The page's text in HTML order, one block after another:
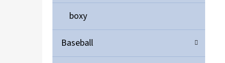
boxy
Baseball